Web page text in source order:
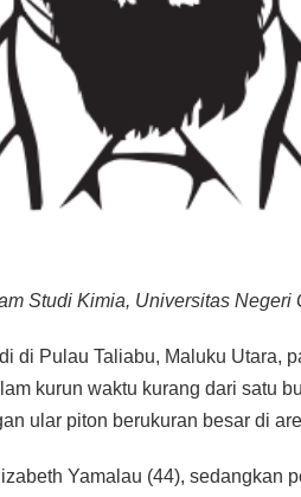
Studi Kimia, Universitas Negeri
di Pulau Taliabu, Maluku Utara,
kurun waktu kurang dari satu
ular piton berukuran besar di
Yamalau (44), sedangkan